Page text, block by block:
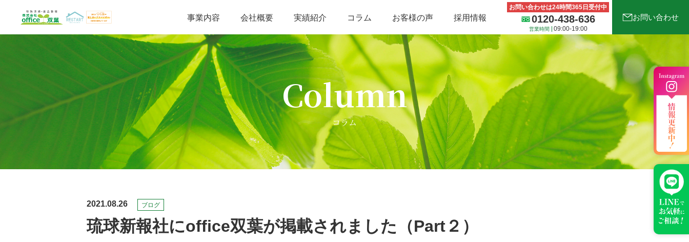
お問い合わせは24時間365日受付中
0120-438-636
営業時間 09:00-19:00
事業内容
遺品整理・生前整理 特殊清掃 不用品回収・空き家整理 海洋散骨 その他サービス 古着deワクチンについて
会社概要 実績紹介 コラム お客様の声 採用情報 お問い合わせ
Column
コラム
琉球新報社にoffice双葉が掲載されました（Part２）
2021.08.26 ブログ